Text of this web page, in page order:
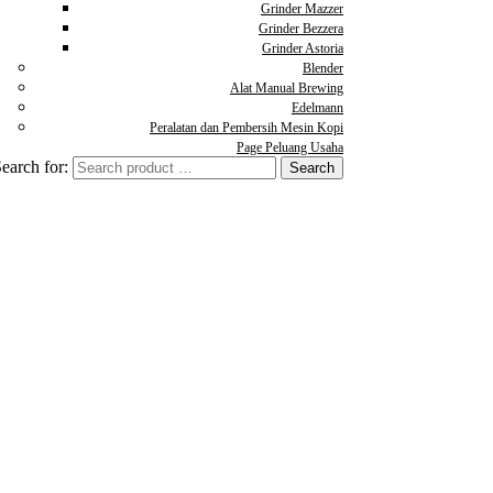
Grinder Mazzer
Grinder Bezzera
Grinder Astoria
Blender
Alat Manual Brewing
Edelmann
Peralatan dan Pembersih Mesin Kopi
Page Peluang Usaha
for: